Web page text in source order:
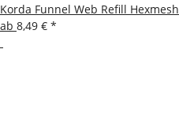
Korda Funnel Web Refill Hexmesh
ab 8,49 € *